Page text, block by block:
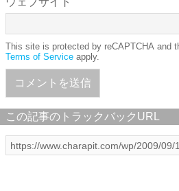
This site is protected by reCAPTCHA and
Terms of Service apply.
この記事のトラックバックURL